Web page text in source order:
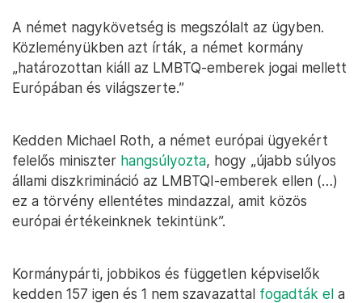
A német nagykövetség is megszólalt az ügyben.
Közleményükben azt írták, a német kormány
„határozottan kiáll az LMBTQ-emberek jogai mellett
Európában és világszerte.”
Kedden Michael Roth, a német európai ügyekért
felelős miniszter hangsúlyozta, hogy „újabb súlyos
állami diszkrimináció az LMBTQI-emberek ellen (…)
ez a törvény ellentétes mindazzal, amit közös
európai értékeinknek tekintünk”.
Kormánypárti, jobbikos és független képviselők
kedden 157 igen és 1 nem szavazattal fogadták el a